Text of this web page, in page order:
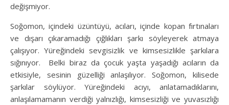
değişmiyor.
Soğomon, içindeki üzüntüyü, acıları, içinde kopan fırtınaları
ve dışarı çıkaramadığı çığlıkları şarkı söyleyerek atmaya
çalışıyor. Yüreğindeki sevgisizlik ve kimsesizlikle şarkılara
sığınıyor. Belki biraz da çocuk yaşta yaşadığı acıların da
etkisiyle, sesinin güzelliği anlaşılıyor. Soğomon, kilisede
şarkılar söylüyor. Yüreğindeki acıyı, anlatamadıklarını,
anlaşılamamanın verdiği yalnızlığı, kimsesizliği ve yuvasızlığı